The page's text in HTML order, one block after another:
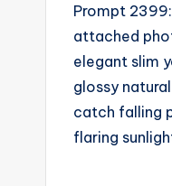
A
A
Prompt
attached
elegant slim
glossy
catch falling
flaring